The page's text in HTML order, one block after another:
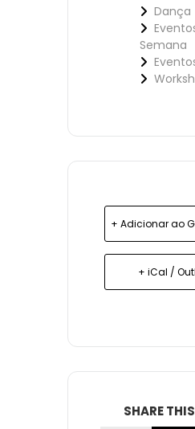
Dança
Semana
+ Adicionar ao
+ iCal /
SHARE